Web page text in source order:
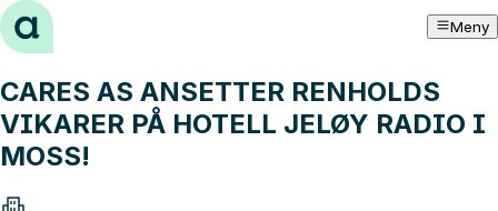
Hopp til innhold Meny
CARES AS ANSETTER RENHOLDS
VIKARER PÅ HOTELL JELØY RADIO I
MOSS!